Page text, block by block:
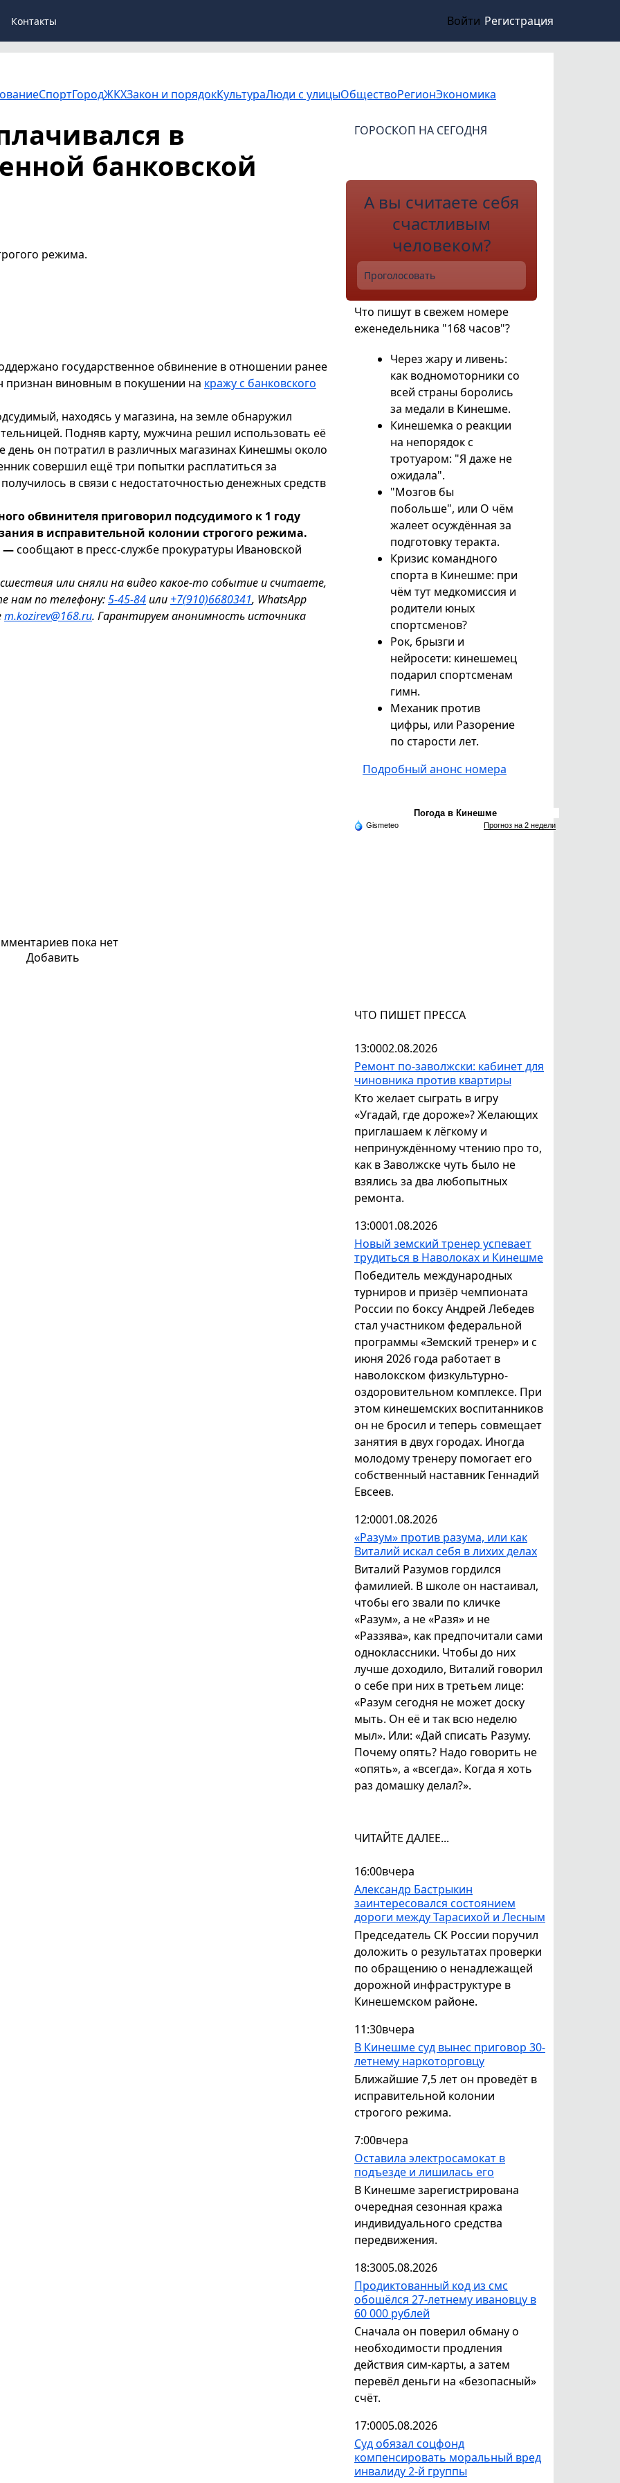
Контакты Войти Регистрация
СпортГородЖКХЗакон и порядокКультураЛюди с улицыОбществоРегионЭкономика
ЧТО ПИШЕТ ПРЕССА
13:0002.08.2026
Ремонт по-заволжски: кабинет для
чиновника против квартиры
Кто желает сыграть в игру
«Угадай, где дороже»? Желающих
приглашаем к лёгкому и
непринуждённому чтению про то,
как в Заволжске чуть было не
взялись за два любопытных
ремонта.
13:0001.08.2026
Новый земский тренер успевает
трудиться в Наволоках и Кинешме
Победитель международных
турниров и призёр чемпионата
России по боксу Андрей Лебедев
стал участником федеральной
программы «Земский тренер» и с
июня 2026 года работает в
наволокском физкультурно-
оздоровительном комплексе. При
этом кинешемских воспитанников
он не бросил и теперь совмещает
занятия в двух городах. Иногда
молодому тренеру помогает его
собственный наставник Геннадий
Евсеев.
12:0001.08.2026
«Разум» против разума, или как
Виталий искал себя в лихих делах
Виталий Разумов гордился
фамилией. В школе он настаивал,
чтобы его звали по кличке
«Разум», а не «Разя» и не
«Раззява», как предпочитали сами
одноклассники. Чтобы до них
лучше доходило, Виталий говорил
о себе при них в третьем лице:
«Разум сегодня не может доску
мыть. Он её и так всю неделю
мыл». Или: «Дай списать Разуму.
Почему опять? Надо говорить не
«опять», а «всегда». Когда я хоть
раз домашку делал?».
ЧИТАЙТЕ ДАЛЕЕ...
16:00вчера
Александр Бастрыкин
заинтересовался состоянием
дороги между Тарасихой и Лесным
Председатель СК России поручил
доложить о результатах проверки
по обращению о ненадлежащей
дорожной инфраструктуре в
Кинешемском районе.
11:30вчера
В Кинешме суд вынес приговор 30-
летнему наркоторговцу
Ближайшие 7,5 лет он проведёт в
исправительной колонии
строгого режима.
7:00вчера
Оставила электросамокат в
подъезде и лишилась его
В Кинешме зарегистрирована
очередная сезонная кража
индивидуального средства
передвижения.
18:3005.08.2026
Продиктованный код из смс
обошёлся 27-летнему ивановцу в
60 000 рублей
Сначала он поверил обману о
необходимости продления
действия сим-карты, а затем
перевёл деньги на «безопасный»
счёт.
17:0005.08.2026
Суд обязал соцфонд
компенсировать моральный вред
инвалиду 2-й группы
в
банковской
режима.
государственное обвинение в отношении ранее
признан виновным в покушении на кражу с банковского
находясь у магазина, на земле обнаружил
Подняв карту, мужчина решил использовать её
день он потратил в различных магазинах Кинешмы около
совершил ещё три попытки расплатиться за
в связи с недостаточностью денежных средств
обвинителя приговорил подсудимого к 1 году
в исправительной колонии строгого режима.
—сообщают в пресс-службе прокуратуры Ивановской
или сняли на видео какое-то событие и считаете,
нам по телефону:5-45-84или +7(910)6680341, WhatsApp
m.kozirev@168.ru. Гарантируем анонимность источника
пока нет
Добавить
ГОРОСКОП НА СЕГОДНЯ
А вы считаете себя
счастливым
человеком?
Проголосовать
Что пишут в свежем номере
еженедельника "168 часов"?
Через жару и ливень:
как водномоторники со
всей страны боролись
за медали в Кинешме.
Кинешемка о реакции
на непорядок с
тротуаром: "Я даже не
ожидала".
"Мозгов бы
побольше", или О чём
жалеет осуждённая за
подготовку теракта.
Кризис командного
спорта в Кинешме: при
чём тут медкомиссия и
родители юных
спортсменов?
Рок, брызги и
нейросети: кинешемец
подарил спортсменам
гимн.
Механик против
цифры, или Разорение
по старости лет.
Подробный анонс номера
Погода в Кинешме
Gismeteo Прогноз на 2 недели